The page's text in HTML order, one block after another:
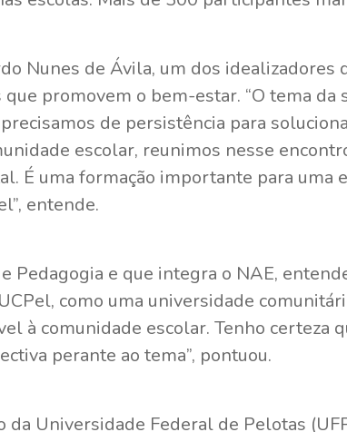
Nunes de Ávila, um dos idealizadores
promovem o bem-estar. “O tema da
de persistência para
escolar, reunimos nesse
É uma formação importante para uma
entende.
Pedagogia e que integra o NAE,
como uma universidade
à comunidade escolar. Tenho certeza
perante ao tema”, pontuou.
da Universidade Federal de Pelotas